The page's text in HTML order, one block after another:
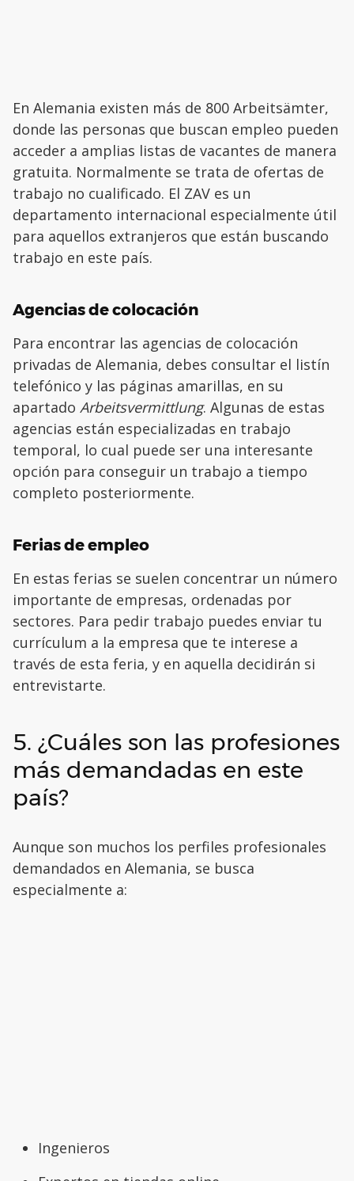
En Alemania existen más de 800 Arbeitsämter,
donde las personas que buscan empleo pueden
acceder a amplias listas de vacantes de manera
gratuita. Normalmente se trata de ofertas de
trabajo no cualificado. El ZAV es un
departamento internacional especialmente útil
para aquellos extranjeros que están buscando
trabajo en este país.
Agencias de colocación
Para encontrar las agencias de colocación
privadas de Alemania, debes consultar el listín
telefónico y las páginas amarillas, en su
apartado Arbeitsvermittlung. Algunas de estas
agencias están especializadas en trabajo
temporal, lo cual puede ser una interesante
opción para conseguir un trabajo a tiempo
completo posteriormente.
Ferias de empleo
En estas ferias se suelen concentrar un número
importante de empresas, ordenadas por
sectores. Para pedir trabajo puedes enviar tu
currículum a la empresa que te interese a
través de esta feria, y en aquella decidirán si
entrevistarte.
5. ¿Cuáles son las profesiones
más demandadas en este
país?
Aunque son muchos los perfiles profesionales
demandados en Alemania, se busca
especialmente a:
Ingenieros